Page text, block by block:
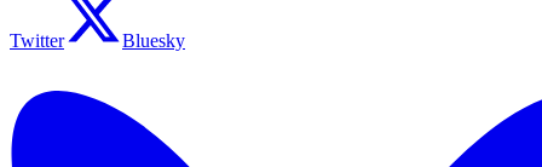
Twitter Bluesky